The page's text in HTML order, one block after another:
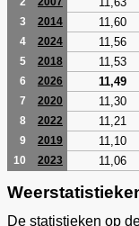
3 2014 11,60
4 2024 11,56
5 2018 11,53
6 2026 11,49
7 2020 11,30
8 2022 11,21
9 2019 11,10
10 2023 11,06
De statistieken op